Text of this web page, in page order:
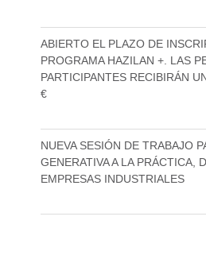
ABIERTO EL PLAZO DE
PROGRAMA HAZILAN +. LAS
PARTICIPANTES RECIBIRÁN
€
NUEVA SESIÓN DE TRABAJO
GENERATIVA A LA PRÁCTICA,
EMPRESAS INDUSTRIALES